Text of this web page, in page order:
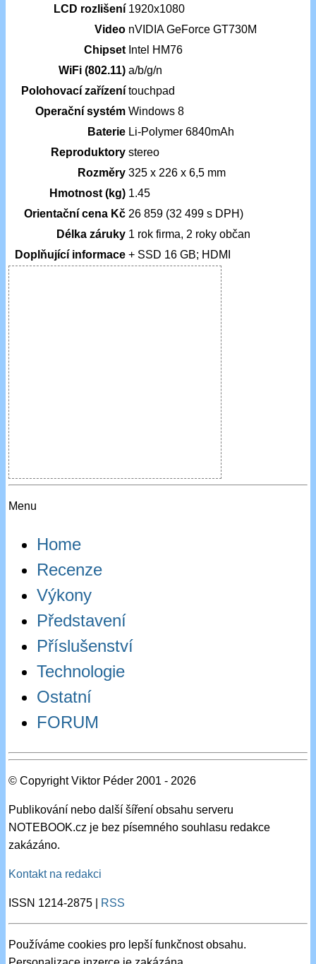
LCD rozlišení 1920x1080
Video nVIDIA GeForce GT730M
Chipset Intel HM76
WiFi (802.11) a/b/g/n
Polohovací zařízení touchpad
Operační systém Windows 8
Baterie Li-Polymer 6840mAh
Reproduktory stereo
Rozměry 325 x 226 x 6,5 mm
Hmotnost (kg) 1.45
Orientační cena Kč 26 859 (32 499 s DPH)
Délka záruky 1 rok firma, 2 roky občan
Doplňující informace + SSD 16 GB; HDMI
Menu
Home
Recenze
Výkony
Představení
Příslušenství
Technologie
Ostatní
FORUM
© Copyright Viktor Péder 2001 - 2026
Publikování nebo další šíření obsahu serveru
NOTEBOOK.cz je bez písemného souhlasu redakce
zakázáno.
Kontakt na redakci
ISSN 1214-2875 | RSS
Používáme cookies pro lepší funkčnost obsahu.